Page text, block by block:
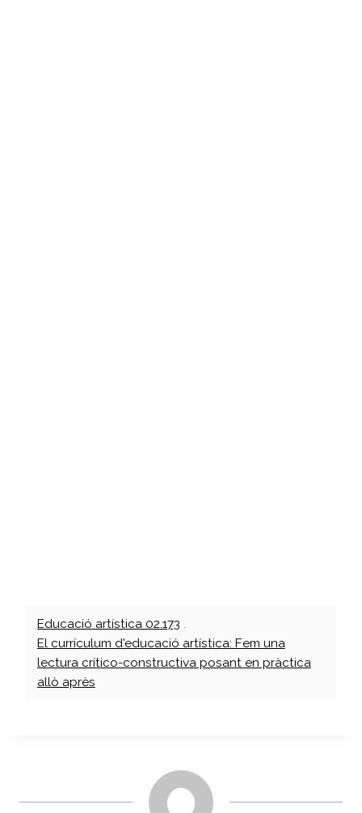
Educació artística 02.173 .
El currículum d'educació artística: Fem una
lectura crítico-constructiva posant en pràctica
allò après